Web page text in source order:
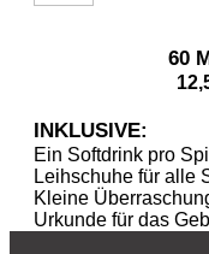
60
INKLUSIVE:
Ein Softdrink pro
Leihschuhe für alle
Kleine
Urkunde für das